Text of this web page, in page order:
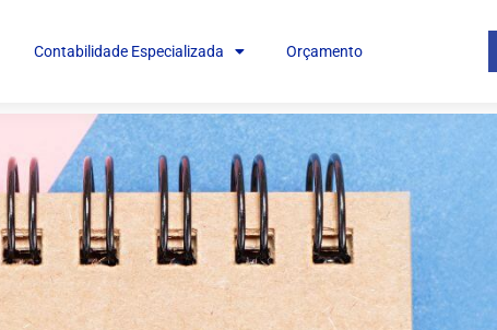
Contabilidade Especializada Orçamento